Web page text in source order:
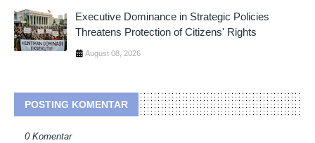
Executive Dominance in Strategic Policies
Threatens Protection of Citizens' Rights
August 08, 2026
POSTING KOMENTAR
0 Komentar